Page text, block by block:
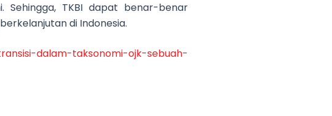
Sehingga, TKBI dapat benar-benar
di Indonesia.
dalam-taksonomi-ojk-sebuah-